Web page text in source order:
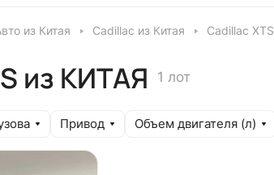
из Китая Cadillac из Китая Cadillac XTS
из КИТАЯ 1 лот
Привод Объем двигателя (л)